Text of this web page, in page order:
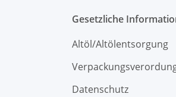
Gesetzliche
Altöl/Altölentsorgung
Datenschutz